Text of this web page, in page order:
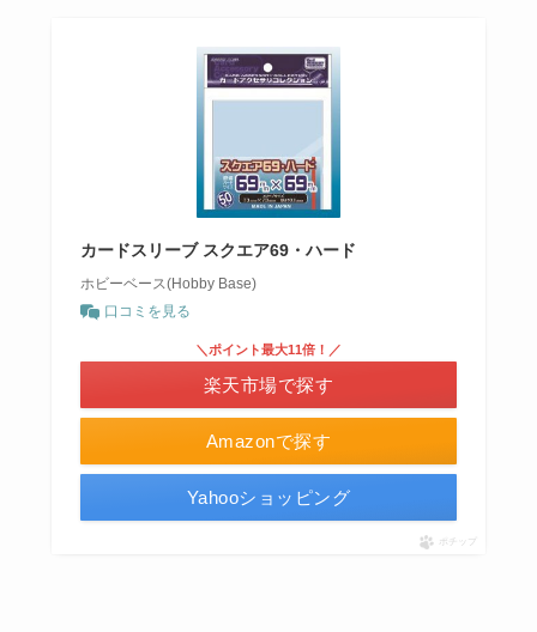
カードスリーブ スクエア69・ハード
ホビーベース(Hobby Base)
口コミを見る
Amazonで探す
＼ポイント最大11倍！／
楽天市場で探す
Yahooショッピング
ポチップ